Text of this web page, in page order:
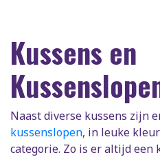
Kussens en
Naast diverse kussens zijn
kussenslopen, in leuke
categorie. Zo is er altijd een